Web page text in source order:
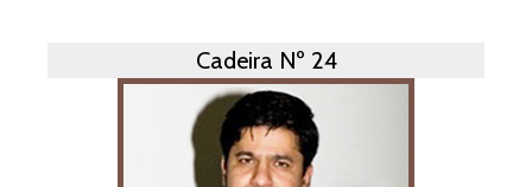
Cadeira Nº 24